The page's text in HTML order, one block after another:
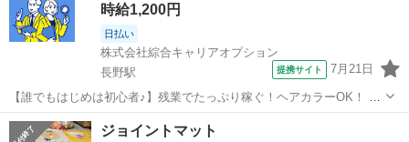
時給1,200円
日払い
株式会社綜合キャリアオプション
長野駅
提携サイト 7月21日
【誰でもはじめは初心者♪】残業でたっぷり稼ぐ！ヘアカラーOK！ 組
立・加工・食品製造など 【業務内容詳細】 【座り作業メイン♪ 部材の
検査スタッフ募集】 製造組立に使用する部材の検査業務です。 <お仕
長野 長野市 長野駅 その他
ジョイントマット